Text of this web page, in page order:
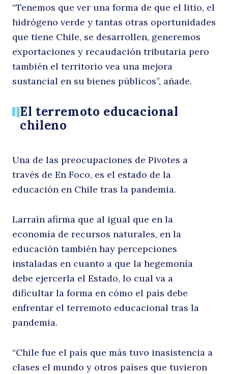
“Tenemos que ver una forma de que el litio, el
hidrógeno verde y tantas otras oportunidades
que tiene Chile, se desarrollen, generemos
exportaciones y recaudación tributaria pero
también el territorio vea una mejora
sustancial en su bienes públicos”, añade.
El terremoto educacional
chileno
Una de las preocupaciones de Pivotes a
través de En Foco, es el estado de la
educación en Chile tras la pandemia.
Larraín afirma que al igual que en la
economía de recursos naturales, en la
educación también hay percepciones
instaladas en cuanto a que la hegemonía
debe ejercerla el Estado, lo cual va a
dificultar la forma en cómo el país debe
enfrentar el terremoto educacional tras la
pandemia.
“Chile fue el país que más tuvo inasistencia a
clases el mundo y otros países que tuvieron